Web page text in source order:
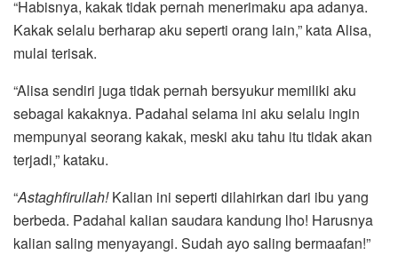
“Habisnya, kakak tidak pernah menerimaku apa adanya.
Kakak selalu berharap aku seperti orang lain,” kata Alisa,
mulai terisak.
“Alisa sendiri juga tidak pernah bersyukur memiliki aku
sebagai kakaknya. Padahal selama ini aku selalu ingin
mempunyai seorang kakak, meski aku tahu itu tidak akan
terjadi,” kataku.
“Astaghfirullah!Kalian ini seperti dilahirkan dari ibu yang
berbeda. Padahal kalian saudara kandung lho! Harusnya
kalian saling menyayangi. Sudah ayo saling bermaafan!”